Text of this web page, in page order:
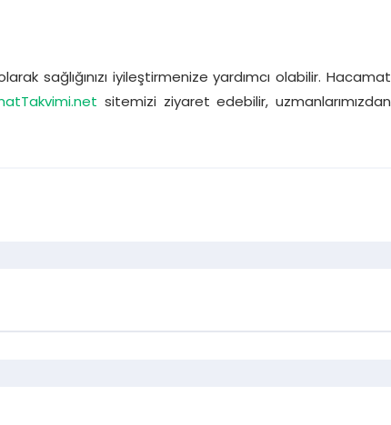
sağlığınızı iyileştirmenize yardımcı olabilir. Hacamat
sitemizi ziyaret edebilir, uzmanlarımızdan